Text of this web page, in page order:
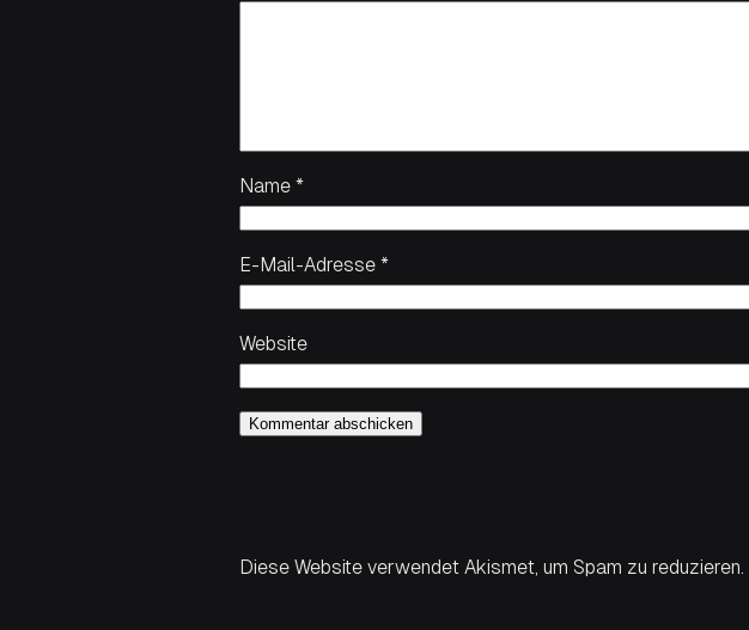
Name *
E-Mail-Adresse *
Website
Diese Website verwendet Akismet, um Spam zu reduzieren.